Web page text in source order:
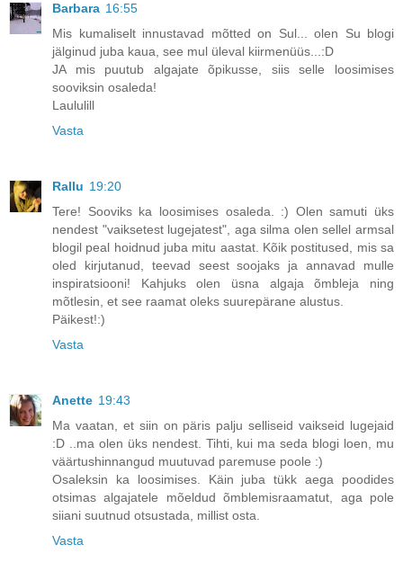
Barbara 16:55
Mis kumaliselt innustavad mõtted on Sul... olen Su blogi
jälginud juba kaua, see mul üleval kiirmenüüs...:D
JA mis puutub algajate õpikusse, siis selle loosimises
sooviksin osaleda!
Laululill
Vasta
Rallu 19:20
Tere! Sooviks ka loosimises osaleda. :) Olen samuti üks
nendest "vaiksetest lugejatest", aga silma olen sellel armsal
blogil peal hoidnud juba mitu aastat. Kõik postitused, mis sa
oled kirjutanud, teevad seest soojaks ja annavad mulle
inspiratsiooni! Kahjuks olen üsna algaja õmbleja ning
mõtlesin, et see raamat oleks suurepärane alustus.
Päikest!:)
Vasta
Anette 19:43
Ma vaatan, et siin on päris palju selliseid vaikseid lugejaid
:D ..ma olen üks nendest. Tihti, kui ma seda blogi loen, mu
väärtushinnangud muutuvad paremuse poole :)
Osaleksin ka loosimises. Käin juba tükk aega poodides
otsimas algajatele mõeldud õmblemisraamatut, aga pole
siiani suutnud otsustada, millist osta.
Vasta